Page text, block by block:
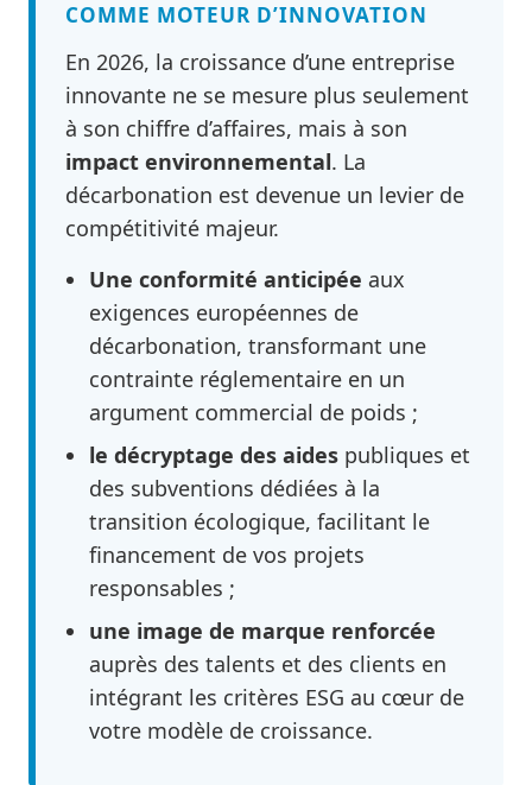
COMME MOTEUR D’INNOVATION
En 2026, la croissance d’une entreprise
innovante ne se mesure plus seulement
à son chiffre d’affaires, mais à son
impact environnemental. La
décarbonation est devenue un levier de
compétitivité majeur.
Une conformité anticipée aux
exigences européennes de
décarbonation, transformant une
contrainte réglementaire en un
argument commercial de poids ;
le décryptage des aides publiques et
des subventions dédiées à la
transition écologique, facilitant le
financement de vos projets
responsables ;
une image de marque renforcée
auprès des talents et des clients en
intégrant les critères ESG au cœur de
votre modèle de croissance.